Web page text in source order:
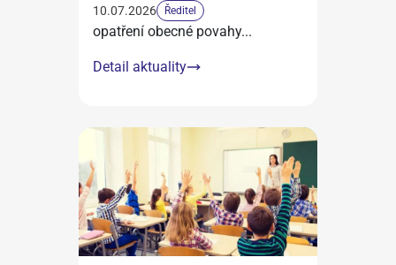
10.07.2026 Ředitel
opatření obecné povahy...
Detail aktuality